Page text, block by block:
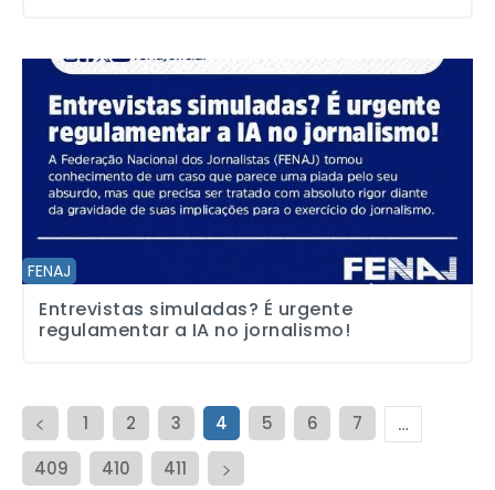
FENAJ
Entrevistas simuladas? É urgente regulamentar a IA no jornalismo!
Entrevistas simuladas? É urgente
regulamentar a IA no jornalismo!
1 2 3 4 5 6 7
…
409
410 411